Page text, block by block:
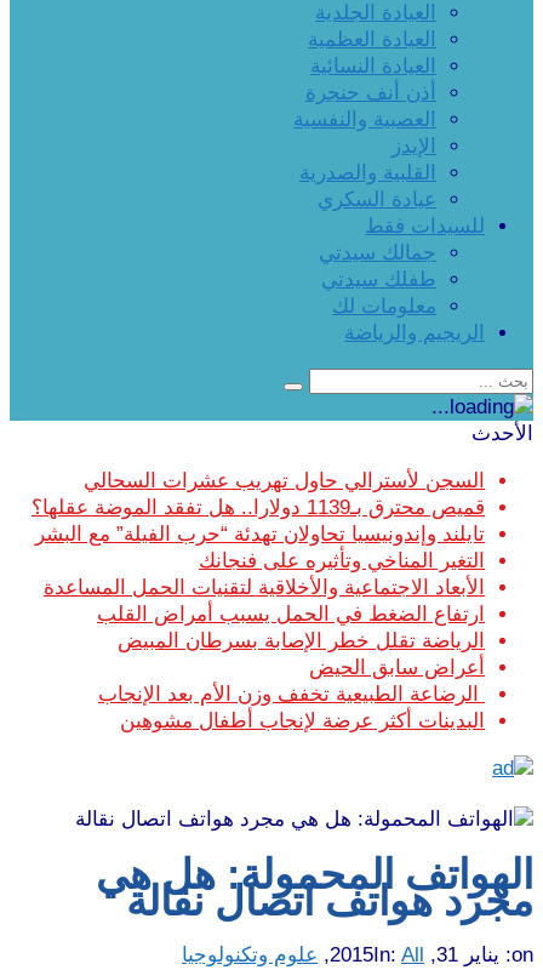
العيادة الجلدية
العيادة العظمية
العيادة النسائية
أذن أنف حنجرة
العصبية والنفسية
الإيدز
القلبية والصدرية
عيادة السكري
للسيدات فقط
جمالك سيدتي
طفلك سيدتي
معلومات لك
الريجيم والرياضة
الأحدث
السجن لأسترالي حاول تهريب عشرات السحالي
قميص محترق بـ1139 دولارا.. هل تفقد الموضة عقلها؟
تايلند وإندونيسيا تحاولان تهدئة “حرب الفيلة” مع البشر
التغير المناخي وتأثيره على فنجانك
الأبعاد الاجتماعية والأخلاقية لتقنيات الحمل المساعدة
ارتفاع الضغط في الحمل يسبب أمراض القلب
الرياضة تقلل خطر الإصابة بسرطان المبيض
أعراض سابق الحيض
الرضاعة الطبيعية تخفف وزن الأم بعد الإنجاب
البدينات أكثر عرضة لإنجاب أطفال مشوهين
الهواتف المحمولة: هل هي
مجرد هواتف اتصال نقالة
on: يناير 31, 2015 In: All
, علوم وتكنولوجيا